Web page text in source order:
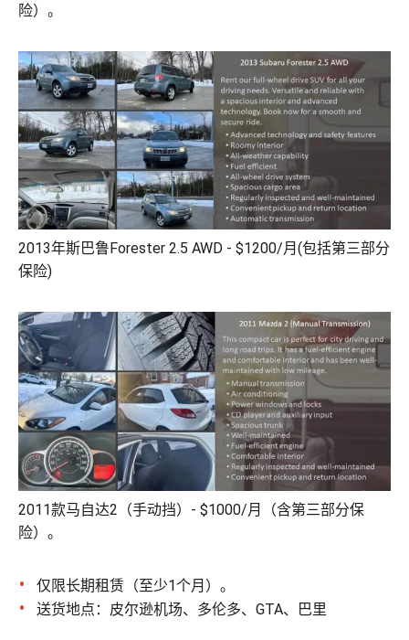
险）。
2013年斯巴鲁Forester 2.5 AWD - $1200/月(包括第三部分
保险)
2011款马自达2（手动挡）- $1000/月（含第三部分保
险）。
仅限长期租赁（至少1个月）。
送货地点：皮尔逊机场、多伦多、GTA、巴里